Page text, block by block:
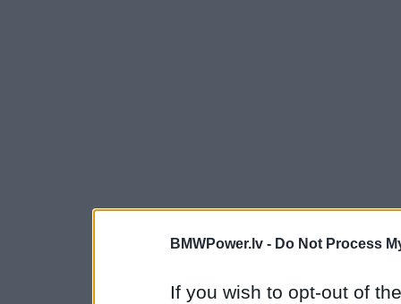
BMWPower.lv - Do Not Process
If you wish to opt-out of